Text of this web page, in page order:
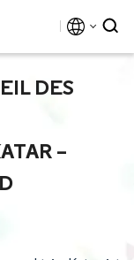
DES G
– W